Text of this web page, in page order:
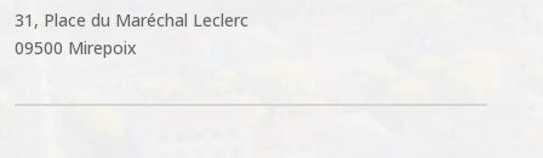
31, Place du Maréchal Leclerc
09500 Mirepoix